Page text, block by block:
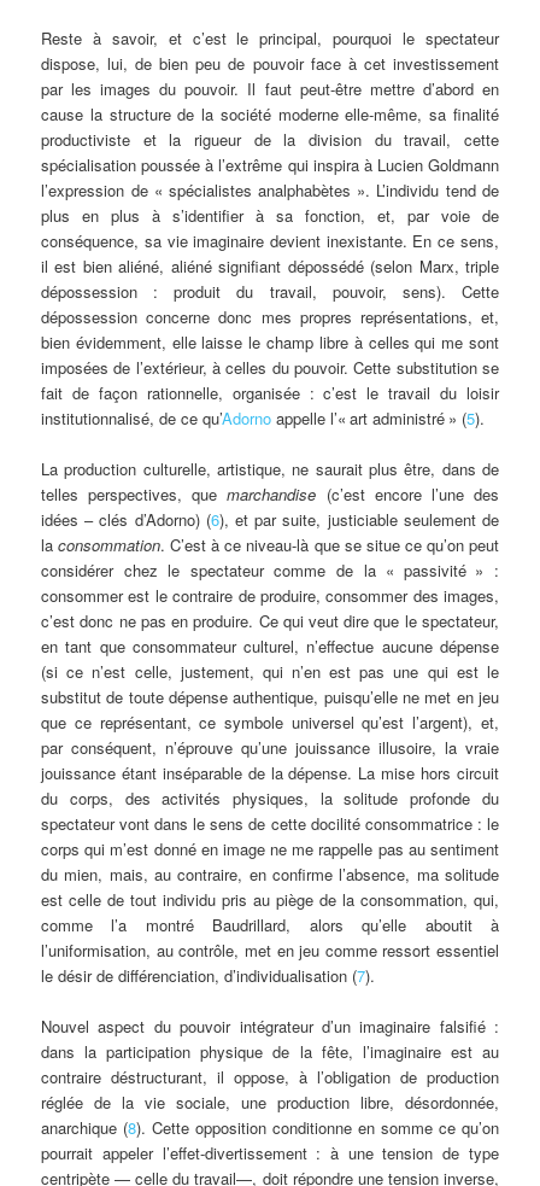
Reste à savoir, et c’est le principal, pourquoi le spectateur
dispose, lui, de bien peu de pouvoir face à cet investissement
par les images du pouvoir. Il faut peut-être mettre d’abord en
cause la structure de la société moderne elle-même, sa finalité
productiviste et la rigueur de la division du travail, cette
spécialisation poussée à l’extrême qui inspira à Lucien Goldmann
l’expression de « spécialistes analphabètes ». L’individu tend de
plus en plus à s’identifier à sa fonction, et, par voie de
conséquence, sa vie imaginaire devient inexistante. En ce sens,
il est bien aliéné, aliéné signifiant dépossédé (selon Marx, triple
dépossession : produit du travail, pouvoir, sens). Cette
dépossession concerne donc mes propres représentations, et,
bien évidemment, elle laisse le champ libre à celles qui me sont
imposées de l’extérieur, à celles du pouvoir. Cette substitution se
fait de façon rationnelle, organisée : c’est le travail du loisir
institutionnalisé, de ce qu’Adorno appelle l’« art administré » (5).
La production culturelle, artistique, ne saurait plus être, dans de
telles perspectives, quemarchandise (c’est encore l’une des
idées – clés d’Adorno) (6), et par suite, justiciable seulement de
laconsommation. C’est à ce niveau-là que se situe ce qu’on peut
considérer chez le spectateur comme de la « passivité » :
consommer est le contraire de produire, consommer des images,
c’est donc ne pas en produire. Ce qui veut dire que le spectateur,
en tant que consommateur culturel, n’effectue aucune dépense
(si ce n’est celle, justement, qui n’en est pas une qui est le
substitut de toute dépense authentique, puisqu’elle ne met en jeu
que ce représentant, ce symbole universel qu’est l’argent), et,
par conséquent, n’éprouve qu’une jouissance illusoire, la vraie
jouissance étant inséparable de la dépense. La mise hors circuit
du corps, des activités physiques, la solitude profonde du
spectateur vont dans le sens de cette docilité consommatrice : le
corps qui m’est donné en image ne me rappelle pas au sentiment
du mien, mais, au contraire, en confirme l’absence, ma solitude
est celle de tout individu pris au piège de la consommation, qui,
comme l’a montré Baudrillard, alors qu’elle aboutit à
l’uniformisation, au contrôle, met en jeu comme ressort essentiel
le désir de différenciation, d’individualisation (7).
Nouvel aspect du pouvoir intégrateur d’un imaginaire falsifié :
dans la participation physique de la fête, l’imaginaire est au
contraire déstructurant, il oppose, à l’obligation de production
réglée de la vie sociale, une production libre, désordonnée,
anarchique (8). Cette opposition conditionne en somme ce qu’on
pourrait appeler l’effet-divertissement : à une tension de type
centripète — celle du travail—, doit répondre une tension inverse,